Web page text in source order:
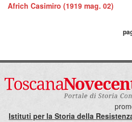
Africh Casimiro (1919 mag. 02)
Istituti per la Storia della